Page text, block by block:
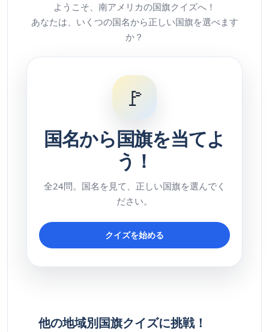
ようこそ、南アメリカの国旗クイズへ！
あなたは、いくつの国名から正しい国旗を選べます
か？
🚩
国名から国旗を当てよ
う！
全24問。国名を見て、正しい国旗を選んでく
ださい。
クイズを始める
他の地域別国旗クイズに挑戦！